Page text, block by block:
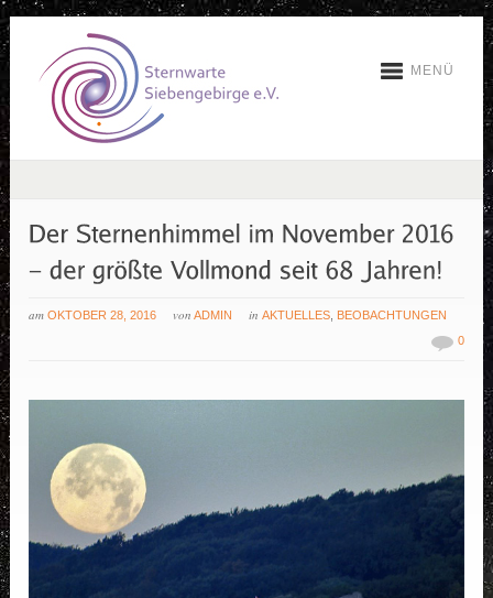
MENÜ
am OKTOBER 28, 2016 von ADMIN inAKTUELLES
BEOBACHTUNGEN
0